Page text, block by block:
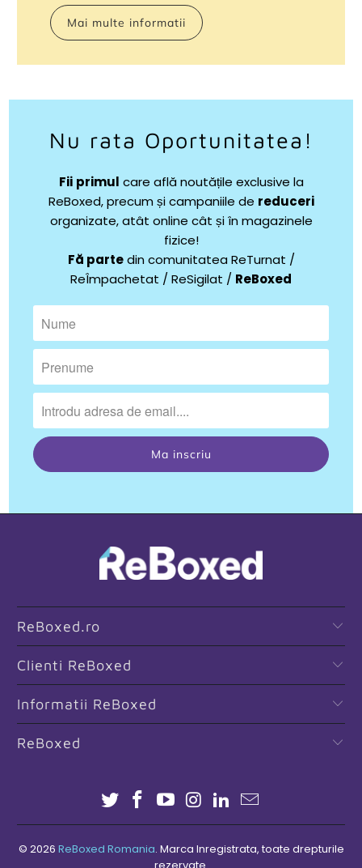
Mai multe informatii
Nu rata Oportunitatea!
Fii primul care află noutățile exclusive la
ReBoxed, precum și campaniile de reduceri
organizate, atât online cât și în magazinele
fizice!
Fă partedin comunitatea ReTurnat /
ReÎmpachetat / ReSigilat / ReBoxed
ReBoxed.ro
Clienti ReBoxed
Informatii ReBoxed
ReBoxed
© 2026 ReBoxed Romania. Marca Inregistrata, toate drepturile